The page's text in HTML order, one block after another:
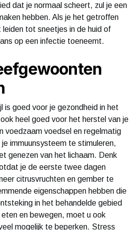
dat je normaal scheert, zul je een
hebben. Als je het getroffen
tot sneetjes in de huid of
op een infectie toeneemt.
is goed voor je gezondheid in het
heel goed voor het herstel van je
voedzaam voedsel en regelmatig
immuunsysteem te stimuleren,
genezen van het lichaam. Denk
je de eerste twee dagen
citrusvruchten en gember te
eigenschappen hebben die
in het behandelde gebied
en bewegen, moet u ook
mogelijk te beperken. Stress